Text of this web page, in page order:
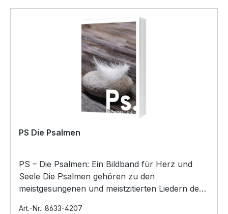
PS Die Psalmen
PS – Die Psalmen: Ein Bildband für Herz und
Seele Die Psalmen gehören zu den
meistgesungenen und meistzitierten Liedern der
Art.-Nr.: 8633-4207